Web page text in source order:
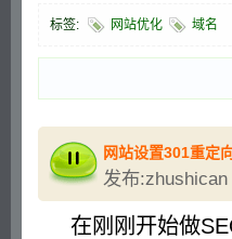
标签: 网站优化 域名
网站设置301重定
发布
在刚刚开始做